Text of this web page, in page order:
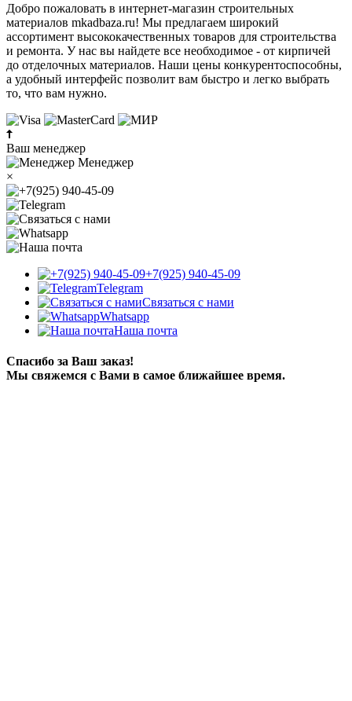
Добро пожаловать в интернет-магазин строительных
материалов mkadbaza.ru! Мы предлагаем широкий
ассортимент высококачественных товаров для строительства
и ремонта. У нас вы найдете все необходимое - от кирпичей
до отделочных материалов. Наши цены конкурентоспособны,
а удобный интерфейс позволит вам быстро и легко выбрать
то, что вам нужно.
Ваш менеджер
Менеджер
×
+7(925) 940-45-09
Telegram
Связаться с нами
Whatsapp
Наша почта
Спасибо за Ваш заказ!
Мы свяжемся с Вами в самое ближайшее время.